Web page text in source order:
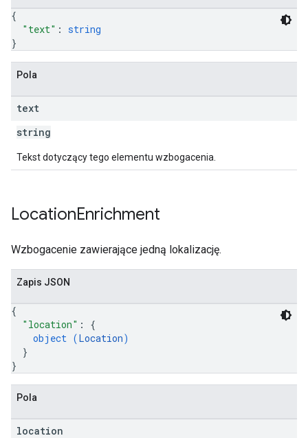
{
"text" : string
}
Pola
text
string
Tekst dotyczący tego elementu wzbogacenia.
LocationEnrichment
Wzbogacenie zawierające jedną lokalizację.
Zapis JSON
{
"location" : {
object (Location)
}
}
Pola
location